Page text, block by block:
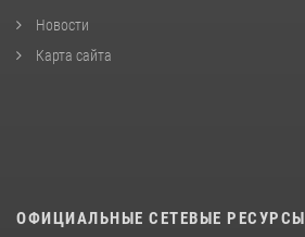
Новости
Карта сайта
ОФИЦИАЛЬНЫЕ СЕТЕВЫЕ РЕСУРСЫ